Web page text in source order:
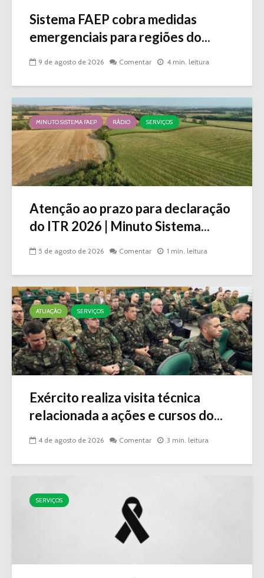
Sistema FAEP cobra medidas
emergenciais para regiões do...
9 de agosto de 2026 Comentar 4 min. leitura
MINUTO SISTEMA FAEP RÁDIO SERVIÇOS
Atenção ao prazo para declaração
do ITR 2026 | Minuto Sistema...
5 de agosto de 2026 Comentar 1 min. leitura
ATUAÇÃO SERVIÇOS
Exército realiza visita técnica
relacionada a ações e cursos do...
4 de agosto de 2026 Comentar 3 min. leitura
SERVIÇOS